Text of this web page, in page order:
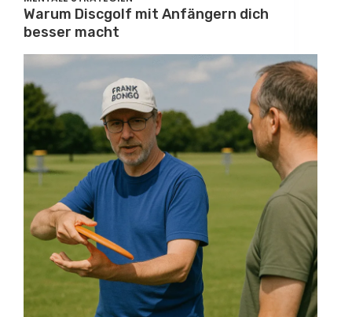
Warum Discgolf mit Anfängern dich
besser macht